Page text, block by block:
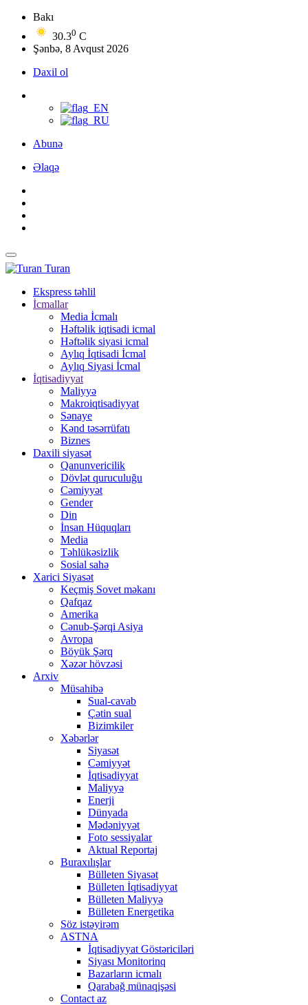
Bakı
30.30 C
Şənbə, 8 Avqust 2026
Daxil ol
Abunə
Əlaqə
Turan
Ekspress təhlil
İcmallar
Media İcmalı
Həftəlik iqtisadi icmal
Həftəlik siyasi icmal
Aylıq İqtisadi İcmal
Aylıq Siyasi İcmal
İqtisadiyyat
Maliyyə
Makroiqtisadiyyat
Sənaye
Kənd təsərrüfatı
Biznes
Daxili siyasət
Qanunvericilik
Dövlət quruculuğu
Cəmiyyət
Gender
Din
İnsan Hüquqları
Media
Təhlükəsizlik
Sosial sahə
Xarici Siyasət
Keçmiş Sovet məkanı
Qafqaz
Amerika
Cənub-Şərqi Asiya
Avropa
Böyük Şərq
Xəzər hövzəsi
Arxiv
Müsahibə
Sual-cavab
Çətin sual
Bizimkiler
Xəbərlər
Siyasət
Cəmiyyət
İqtisadiyyat
Maliyyə
Enerji
Dünyada
Mədəniyyət
Foto sessiyalar
Aktual Reportaj
Buraxılışlar
Bülleten Siyasət
Bülleten İqtisadiyyat
Bülleten Maliyyə
Bülleten Energetika
Söz istəyirəm
ASTNA
İqtisadiyyat Göstəriciləri
Siyası Monitorinq
Bazarların icmalı
Qarabağ münaqişəsi
Contact az